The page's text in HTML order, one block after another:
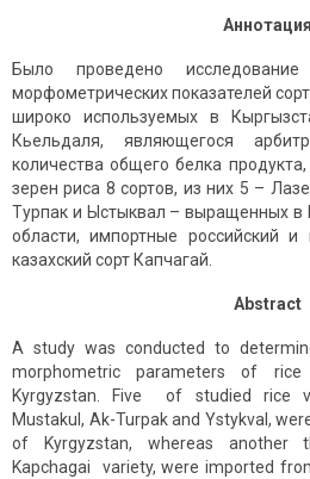
Аннотация
Было проведено
морфометрических показателей
широко используемых в
Кьельдаля, являющегося
количества общего белка
зерен риса 8 сортов, из них 5 –
Турпак и Ыстыквал – выращенных в
области, импортные российский и
казахский сорт Капчагай.
Abstract
A study was conducted ​to
morphometric parameters of
Kyrgyzstan. Five ​of studied rice
Mustakul, Ak-Turpak and Ystykval​,
of Kyrgyzstan, ​whereas another
Kapchаgai variety, were imported